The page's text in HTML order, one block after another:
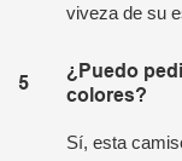
viveza de su
5
¿Puedo
colores?
Sí, esta